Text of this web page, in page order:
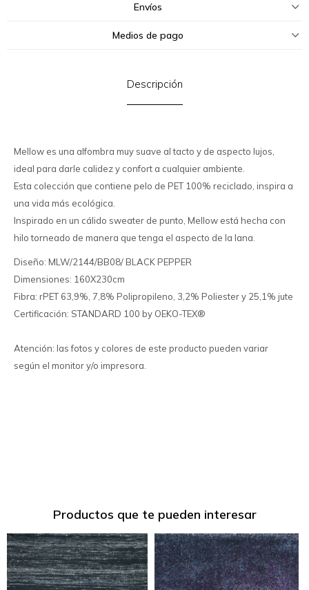
Envíos
Medios de pago
Descripción
Mellow es una alfombra muy suave al tacto y de aspecto lujos,
ideal para darle calidez y confort a cualquier ambiente.
Esta colección que contiene pelo de PET 100% reciclado, inspira a
una vida más ecológica.
Inspirado en un cálido sweater de punto, Mellow está hecha con
hilo torneado de manera que tenga el aspecto de la lana.
Diseño: MLW/2144/BB08/ BLACK PEPPER
Dimensiones: 160X230cm
Fibra: rPET 63,9%, 7,8% Polipropileno, 3,2% Poliester y 25,1% jute
Certificación: STANDARD 100 by OEKO-TEX®
Atención: las fotos y colores de este producto pueden variar
según el monitor y/o impresora.
Productos que te pueden interesar